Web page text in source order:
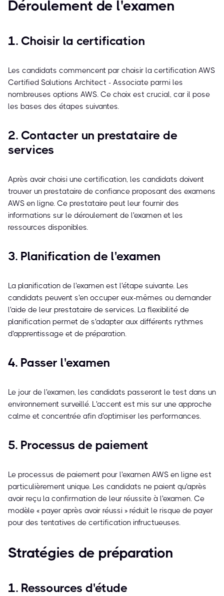
Déroulement de l'examen
1. Choisir la certification
Les candidats commencent par choisir la certification AWS
Certified Solutions Architect - Associate parmi les
nombreuses options AWS. Ce choix est crucial, car il pose
les bases des étapes suivantes.
2. Contacter un prestataire de
services
Après avoir choisi une certification, les candidats doivent
trouver un prestataire de confiance proposant des examens
AWS en ligne. Ce prestataire peut leur fournir des
informations sur le déroulement de l'examen et les
ressources disponibles.
3. Planification de l'examen
La planification de l'examen est l'étape suivante. Les
candidats peuvent s'en occuper eux-mêmes ou demander
l'aide de leur prestataire de services. La flexibilité de
planification permet de s'adapter aux différents rythmes
d'apprentissage et de préparation.
4. Passer l'examen
Le jour de l'examen, les candidats passeront le test dans un
environnement surveillé. L'accent est mis sur une approche
calme et concentrée afin d'optimiser les performances.
5. Processus de paiement
Le processus de paiement pour l'examen AWS en ligne est
particulièrement unique. Les candidats ne paient qu'après
avoir reçu la confirmation de leur réussite à l'examen. Ce
modèle « payer après avoir réussi » réduit le risque de payer
pour des tentatives de certification infructueuses.
Stratégies de préparation
1. Ressources d'étude